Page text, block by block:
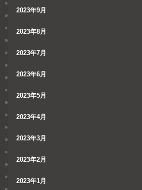
2023年9月
2023年8月
2023年7月
2023年6月
2023年5月
2023年4月
2023年3月
2023年2月
2023年1月